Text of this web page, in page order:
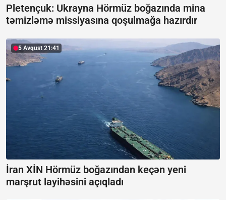
Pletençuk: Ukrayna Hörmüz boğazında mina
təmizləmə missiyasına qoşulmağa hazırdır
5 Avqust 21:41
İran XİN Hörmüz boğazından keçən yeni
marşrut layihəsini açıqladı